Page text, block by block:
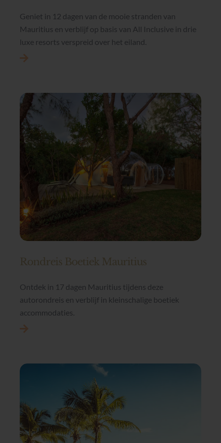
Geniet in 12 dagen van de mooie stranden van
Mauritius en verblijf op basis van All Inclusive in drie
luxe resorts verspreid over het eiland.
Rondreis Boetiek Mauritius
Ontdek in 17 dagen Mauritius tijdens deze
autorondreis en verblijf in kleinschalige boetiek
accommodaties.